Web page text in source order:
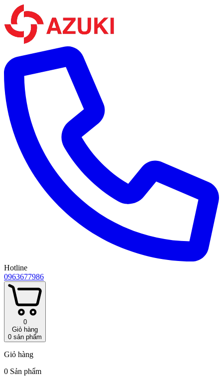
Bỏ qua
Hotline
0963677986
0
Giỏ hàng
0 sản phẩm
Giỏ hàng
0 Sản phẩm